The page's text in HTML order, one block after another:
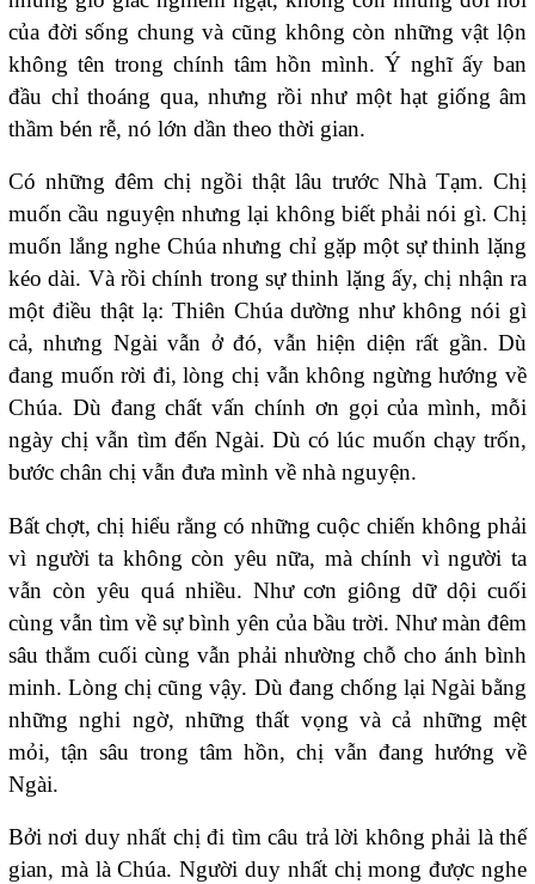
của đời sống chung và cũng không còn những vật lộn
không tên trong chính tâm hồn mình. Ý nghĩ ấy ban
đầu chỉ thoáng qua, nhưng rồi như một hạt giống âm
thầm bén rễ, nó lớn dần theo thời gian.
Có những đêm chị ngồi thật lâu trước Nhà Tạm. Chị
muốn cầu nguyện nhưng lại không biết phải nói gì. Chị
muốn lắng nghe Chúa nhưng chỉ gặp một sự thinh lặng
kéo dài. Và rồi chính trong sự thinh lặng ấy, chị nhận ra
một điều thật lạ: Thiên Chúa dường như không nói gì
cả, nhưng Ngài vẫn ở đó, vẫn hiện diện rất gần. Dù
đang muốn rời đi, lòng chị vẫn không ngừng hướng về
Chúa. Dù đang chất vấn chính ơn gọi của mình, mỗi
ngày chị vẫn tìm đến Ngài. Dù có lúc muốn chạy trốn,
bước chân chị vẫn đưa mình về nhà nguyện.
Bất chợt, chị hiểu rằng có những cuộc chiến không phải
vì người ta không còn yêu nữa, mà chính vì người ta
vẫn còn yêu quá nhiều. Như cơn giông dữ dội cuối
cùng vẫn tìm về sự bình yên của bầu trời. Như màn đêm
sâu thẳm cuối cùng vẫn phải nhường chỗ cho ánh bình
minh. Lòng chị cũng vậy. Dù đang chống lại Ngài bằng
những nghi ngờ, những thất vọng và cả những mệt
mỏi, tận sâu trong tâm hồn, chị vẫn đang hướng về
Ngài.
Bởi nơi duy nhất chị đi tìm câu trả lời không phải là thế
gian, mà là Chúa. Người duy nhất chị mong được nghe